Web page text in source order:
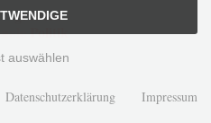
größten
Politik
Formate
auswählen
Datenschutzerklärung Impressum